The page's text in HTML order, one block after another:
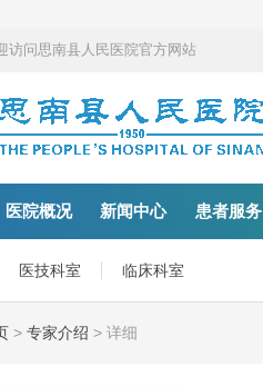
访问思南县人民医院官方网站
医院概况 新闻中心 患者服务
医技科室 临床科室
> 专家介绍 > 详细